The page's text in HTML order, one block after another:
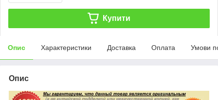
Купити
Опис Характеристики Доставка Оплата Умови
Опис